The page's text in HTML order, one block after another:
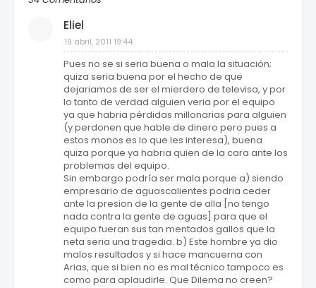
Eliel
19 abril, 2011 19:44
Pues no se si seria buena o mala la situación;
quiza seria buena por el hecho de que
dejariamos de ser el mierdero de televisa, y por
lo tanto de verdad alguien veria por el equipo
ya que habria pérdidas millonarias para alguien
(y perdonen que hable de dinero pero pues a
estos monos es lo que les interesa), buena
quiza porque ya habria quien de la cara ante los
problemas del equipo.
Sin embargo podría ser mala porque a) siendo
empresario de aguascalientes podria ceder
ante la presion de la gente de alla [no tengo
nada contra la gente de aguas] para que el
equipo fueran sus tan mentados gallos que la
neta seria una tragedia. b) Este hombre ya dio
malos resultados y si hace mancuerna con
Arias, que si bien no es mal técnico tampoco es
como para aplaudirle. Que Dilema no creen?